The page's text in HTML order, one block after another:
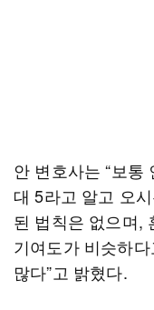
안 변호사는 “보
대 5라고 알고 오
된 법칙은 없으며,
기여도가 비슷하
많다”고 밝혔다.